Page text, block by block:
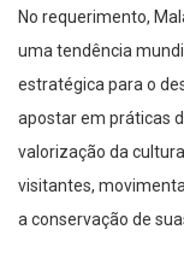
uma tendência
estratégica para o
apostar em práticas
valorização da
visitantes,
a conservação de